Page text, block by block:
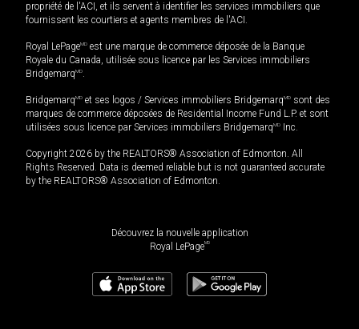
propriété de l'ACI, et ils servent à identifier les services immobiliers que
fournissent les courtiers et agents membres de l'ACI.
Royal LePageMD est une marque de commerce déposée de la Banque
Royale du Canada, utilisée sous licence par les Services immobiliers
BridgemarqMD.
BridgemarqMD et ses logos / Services immobiliers BridgemarqMD sont des
marques de commerce déposées de Residential Income Fund L.P. et sont
utilisées sous licence par Services immobiliers BridgemarqMD Inc.
Copyright 2026 by the REALTORS® Association of Edmonton. All
Rights Reserved. Data is deemed reliable but is not guaranteed accurate
by the REALTORS® Association of Edmonton.
Découvrez la nouvelle application
Royal LePageMD